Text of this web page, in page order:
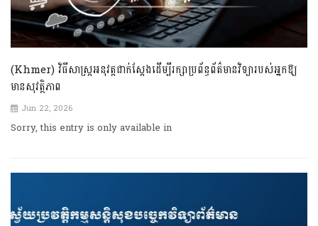
(Khmer) វិធីសាស្ត្រអនុវត្តជាក់ស្តែងដើម្បីរក្សាប្រព័ន្ធព័ត៌មានវិទ្យារបស់អ្នកឱ្យ
មានសុវត្ថិភាព
Jun 22, 2026
Sorry, this entry is only available in